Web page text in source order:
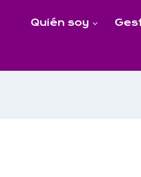
Quién soy